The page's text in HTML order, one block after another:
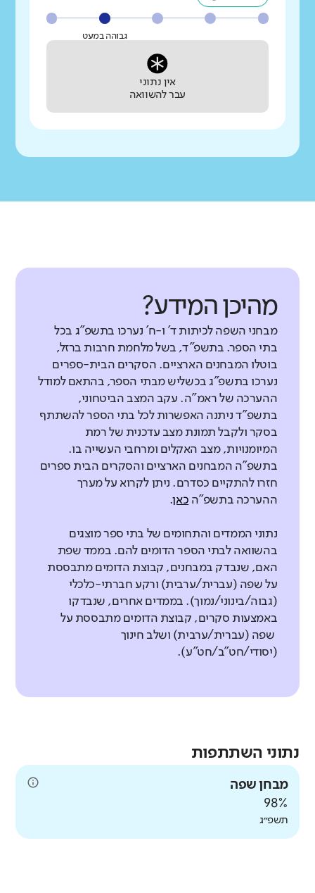
גבוהה במעט
אין נתוני
עבר להשוואה
מהיכן המידע?
מבחני השפה לכיתות ד' ו-ח' נערכו בתשפ"ג בכל
בתי הספר. בתשפ"ד, בשל מלחמת חרבות ברזל,
בוטלו המבחנים הארציים. הסקרים הבית-ספרים
נערכו בתשפ"ג בכשליש מבתי הספר, בהתאם למודל
ההערכה של ראמ"ה. עקב המצב הביטחוני,
בתשפ"ד ניתנה האפשרות לכל בתי הספר להשתתף
בסקר ולקבל תמונת מצב עדכנית של רמת
המיומנויות, מצב האקלים ומרחבי העשייה בו.
בתשפ"ה המבחנים הארציים והסקרים הבית ספרים
חזרו להתקיים כסדרם. ניתן לקרוא על מערך
ההערכה בתשפ"ה כאן.
נתוני הממדים והתחומים של בתי ספר מוצגים
בהשוואה לבתי הספר הדומים להם. בממד שפת
האם, שנבדק במבחנים, קבוצת הדומים מתבססת
על שפה (עברית/ערבית) ורקע חברתי-כלכלי
(גבוה/בינוני/נמוך). בממדים אחרים, שנבדקו
באמצעות סקרים, קבוצת הדומים מתבססת על
שפה (עברית/ערבית) ושלב חינוך
(יסודי/חט"ב/חט"ע).
נתוני השתתפות
מבחן שפה
98%
תשפ״ג